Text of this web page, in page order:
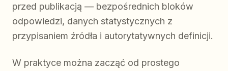
przed publikacją — bezpośrednich bloków
odpowiedzi, danych statystycznych z
przypisaniem źródła i autorytatywnych definicji.
W praktyce można zacząć od prostego